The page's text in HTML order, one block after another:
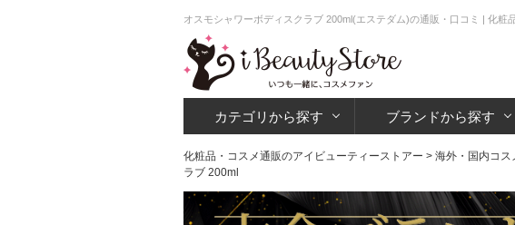
オスモシャワーボディスクラブ 200ml(エステダム)の通販・口コミ | 化粧
カテゴリから探す ブランドから探す
化粧品・コスメ通販のアイビューティーストアー > 海外・国内コス
ラブ 200ml